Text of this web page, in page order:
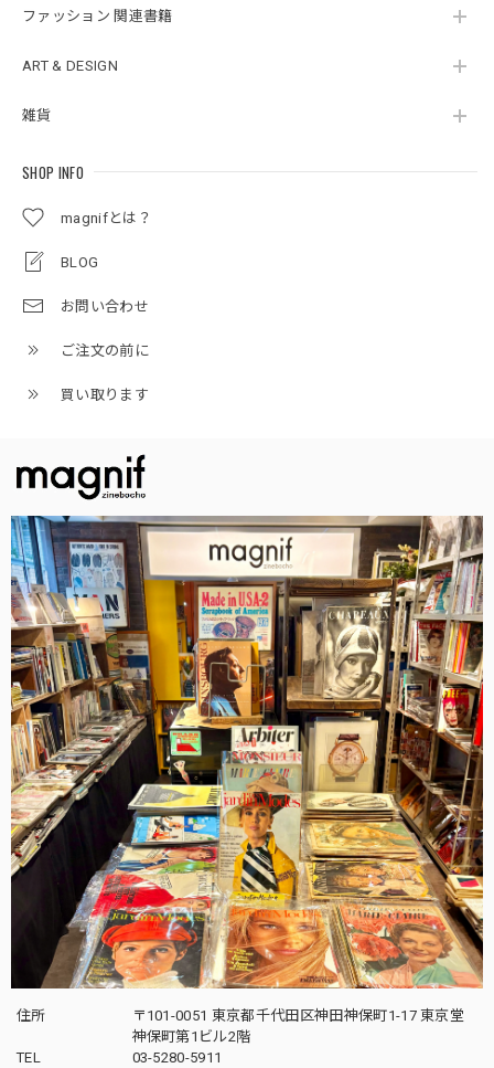
ファッション 関連書籍
ART & DESIGN
雑貨
SHOP INFO
magnifとは？
BLOG
お問い合わせ
ご注文の前に
買い取ります
住所
〒101-0051 東京都千代田区神田神保町1-17 東京堂
神保町第1ビル2階
TEL
03-5280-5911